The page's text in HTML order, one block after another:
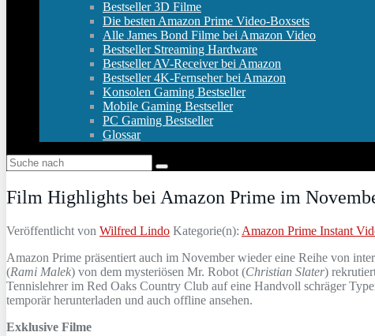
Bestseller 3D Filme
Die besten Amazon Prime Video-Boxsets
Alle James Bond Filme bei Amazon Video
Bestseller Streaming Hardware
Bestseller AV-Receiver bei Amazon
Bestseller 4K-Fernseher bei Amazon
Konsolen Gaming Bestseller
Mobile Gaming Bestseller
PC Gaming Bestseller
Glossar
Film Highlights bei Amazon Prime im
Veröffentlicht von Wilfred Lindo Kategorie(n): Amazon Prime Instant
Amazon Prime präsentiert auch im November wieder eine Reihe von
(Rami Malek) von dem mysteriösen Mr. Robot (Christian Slater)
Tennislehrer im Red Oaks Country Club auf eine Handvoll schräger
temporär herunterladen und auch offline ansehen.
Exklusive Filme